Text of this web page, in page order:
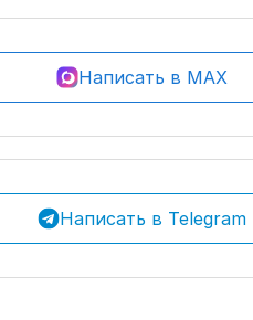
Написать в MAX
Написать в Telegram